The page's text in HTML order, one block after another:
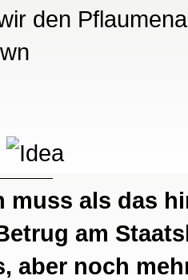
den
muss als das
am
aber noch